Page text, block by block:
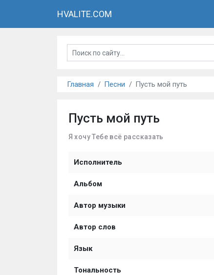
HVALITE.COM
Главная Песни Пусть мой путь
Пусть мой путь
Я хочу Тебе всё рассказать
Исполнитель
Альбом
Автор музыки
Автор слов
Язык
Тональность